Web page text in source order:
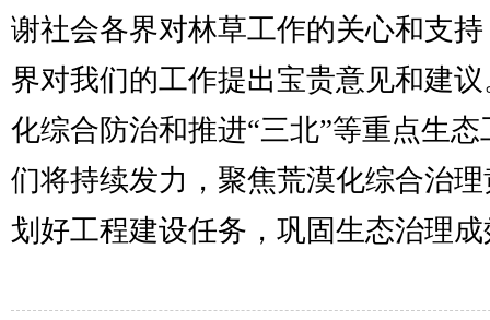
谢社会各界对林草工作的关心和支
界对我们的工作提出宝贵意见和建
化综合防治和推进“三北”等重点生
们将持续发力，聚焦荒漠化综合治
划好工程建设任务，巩固生态治理